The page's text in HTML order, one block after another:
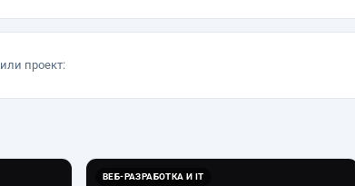
проект:
ВЕБ-РАЗРАБОТКА И IT